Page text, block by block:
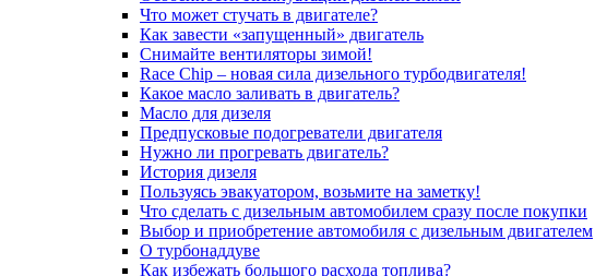
Что может стучать в двигателе?
Как завести «запущенный» двигатель
Снимайте вентиляторы зимой!
Race Chip – новая сила дизельного турбодвигателя!
Какое масло заливать в двигатель?
Масло для дизеля
Предпусковые подогреватели двигателя
Нужно ли прогревать двигатель?
История дизеля
Пользуясь эвакуатором, возьмите на заметку!
Что сделать с дизельным автомобилем сразу после покупки
Выбор и приобретение автомобиля с дизельным двигателем
О турбонаддуве
Как избежать большого расхода топлива?